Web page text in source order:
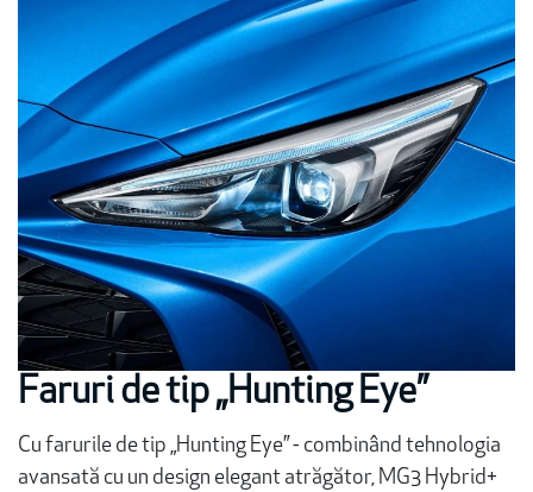
Faruri de tip „Hunting Eye”
Cu farurile de tip „Hunting Eye” - combinând tehnologia
avansată cu un design elegant atrăgător, MG3 Hybrid+